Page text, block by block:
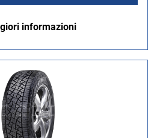
informazioni